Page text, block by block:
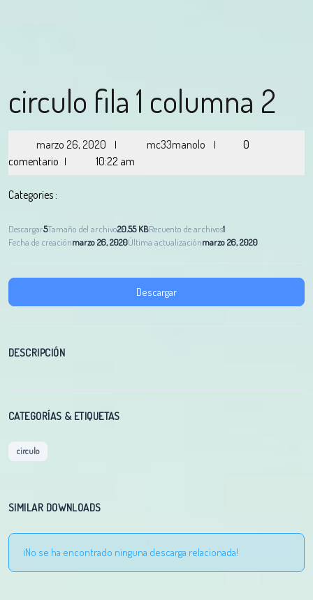
circulo fila 1 columna 2
marzo 26, 2020 | mc33manolo |
0
comentario | 10:22 am
Categories :
Descargar5Tamaño del archivo20.55 KBRecuento de archivos1
Fecha de creaciónmarzo 26, 2020Última actualizaciónmarzo 26, 2020
Descargar
DESCRIPCIÓN
CATEGORÍAS & ETIQUETAS
circulo
SIMILAR DOWNLOADS
¡No se ha encontrado ninguna descarga relacionada!